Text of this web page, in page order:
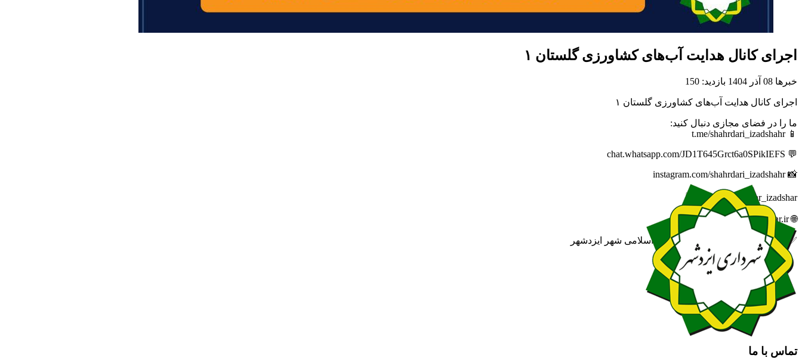
اجرای کانال هدایت آب‌های کشاورزی گلستان ۱
خبرها 08 آذر 1404 بازدید: 150
اجرای کانال هدایت آب‌های کشاورزی گلستان ۱
ما را در فضای مجازی دنبال کنید:
📱 t.me/shahrdari_izadshahr
💬 chat.whatsapp.com/JD1T645Grct6a0SPikIEFS
📸 instagram.com/shahrdari_izadshahr
🆔 eitaa.com/khabar_izadshar
🌐 izadshahr.ir
✅ روابط عمومی شهرداری و شورای اسلامی شهر ایزدشهر
تماس با ما